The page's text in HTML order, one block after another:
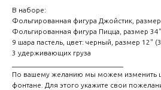
В наборе:
Фольгированная фигура Джойстик,
Фольгированная фигура Пицца, размер
9 шара пастель, цвет: черный, размер 12"
3 удерживающих груза
По вашему желанию мы можем изменить
фонтане. Для этого укажите свои